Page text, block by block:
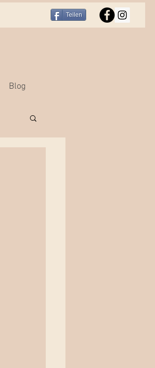
Teilen
Blog